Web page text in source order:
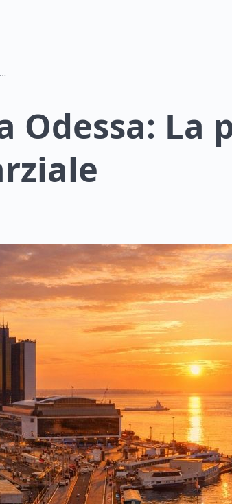
Guida di viaggio a Odessa: La perla del Mar Nero sotto la legge marziale
Odessa: La